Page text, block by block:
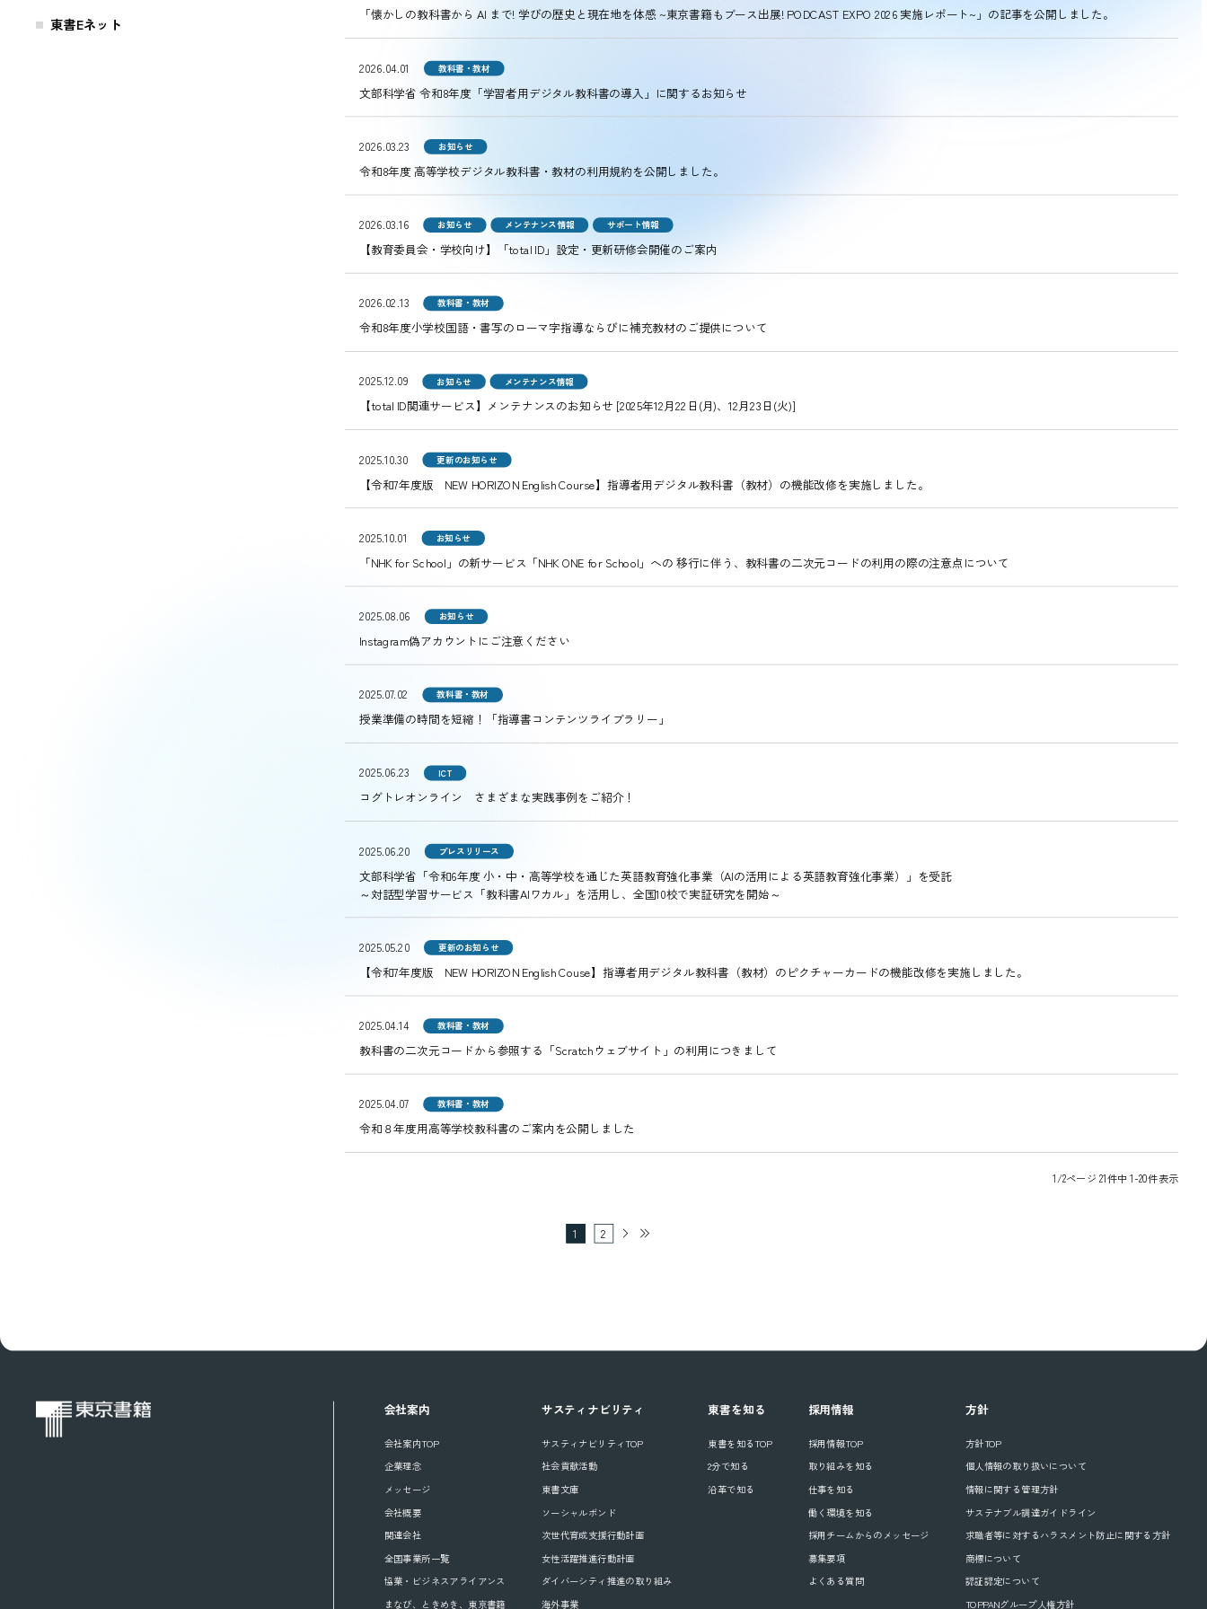
東書Eネット
「懐かしの教科書から AI まで! 学びの歴史と現在地を体感 ~東京書籍もブース出展! PODCAST EXPO 2026 実施レポート~」の記事を公開しました。
2026.04.01 教科書・教材
文部科学省 令和8年度「学習者用デジタル教科書の導入」に関するお知らせ
2026.03.23 お知らせ
令和8年度 高等学校デジタル教科書・教材の利用規約を公開しました。
2026.03.16 お知らせ メンテナンス情報 サポート情報
【教育委員会・学校向け】「total ID」設定・更新研修会開催のご案内
2026.02.13 教科書・教材
令和8年度小学校国語・書写のローマ字指導ならびに補充教材のご提供について
2025.12.09 お知らせ メンテナンス情報
【total ID関連サービス】メンテナンスのお知らせ [2025年12月22日(月)、12月23日(火)]
2025.10.30 更新のお知らせ
【令和7年度版 NEW HORIZON English Course】指導者用デジタル教科書（教材）の機能改修を実施しました。
2025.10.01 お知らせ
「NHK for School」の新サービス「NHK ONE for School」への 移行に伴う、教科書の二次元コードの利用の際の注意点について
2025.08.06 お知らせ
Instagram偽アカウントにご注意ください
2025.07.02 教科書・教材
授業準備の時間を短縮！「指導書コンテンツライブラリー」
2025.06.23 ICT
コグトレオンライン さまざまな実践事例をご紹介！
2025.06.20 プレスリリース
文部科学省「令和6年度 小・中・高等学校を通じた英語教育強化事業（AIの活用による英語教育強化事業）」を受託
～対話型学習サービス「教科書AIワカル」を活用し、全国10校で実証研究を開始～
2025.05.20 更新のお知らせ
【令和7年度版 NEW HORIZON English Couse】指導者用デジタル教科書（教材）のピクチャーカードの機能改修を実施しました。
2025.04.14 教科書・教材
教科書の二次元コードから参照する「Scratchウェブサイト」の利用につきまして
2025.04.07 教科書・教材
令和８年度用高等学校教科書のご案内を公開しました
1/2ページ 21件中 1-20件表示
1 2
会社案内
会社案内TOP
企業理念
メッセージ
会社概要
関連会社
全国事業所一覧
協業・ビジネスアライアンス
まなび、ときめき、東京書籍
サスティナビリティ
サスティナビリティTOP
社会貢献活動
東書文庫
ソーシャルボンド
次世代育成支援行動計画
女性活躍推進行動計画
ダイバーシティ推進の取り組み
海外事業
東書を知る
東書を知るTOP
2分で知る
沿革で知る
採用情報
採用情報TOP
取り組みを知る
仕事を知る
働く環境を知る
採用チームからのメッセージ
募集要項
よくある質問
方針
方針TOP
個人情報の取り扱いについて
情報に関する管理方針
サステナブル調達ガイドライン
求職者等に対するハラスメント防止に関する方針
商標について
認証認定について
TOPPANグループ人権方針